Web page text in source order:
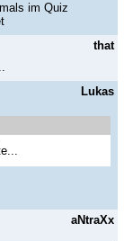
im Quiz
that
Lukas
aNtraXx